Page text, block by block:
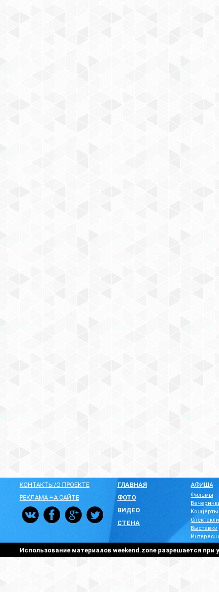
КОНТАКТЫ/О ПРОЕКТЕ
РЕКЛАМА НА САЙТЕ
ГЛАВНАЯ
ФОТО
ВИДЕО
СТЕНА
АФИША
Фильмы
Концерты
Спектакли
Выставки
Использование материалов weekend.zone разрешается